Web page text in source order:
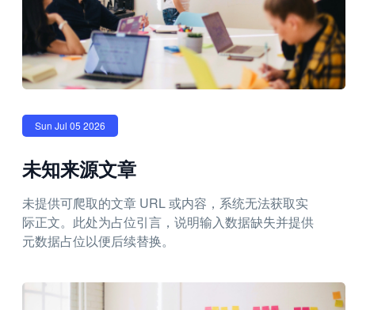
Sun Jul 05 2026
未知来源文章
未提供可爬取的文章 URL 或内容，系统无法获取实
际正文。此处为占位引言，说明输入数据缺失并提供
元数据占位以便后续替换。